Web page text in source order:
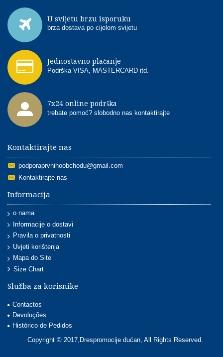
U svijetu brzu isporuku
brza dostava po cijelom svijetu
Jednostavno plaćanje
Podrška VISA, MASTERCARD itd.
7x24 online podrška
trebate pomoć? slobodno nas kontaktirajte
Kontaktirajte nas
podporaprvnihoobchodu@gmail.com
Kontaktirajte nas
Informacija
o nama
Informacije o dostavi
Pravila o privatnosti
Uvjeti korištenja
Mapa do Site
Size Chart
Služba za korisnike
Contactos
Devoluções
Histórico de Pedidos
Copyright © 2017,Drespromocije dućan, All Rights Reserved.